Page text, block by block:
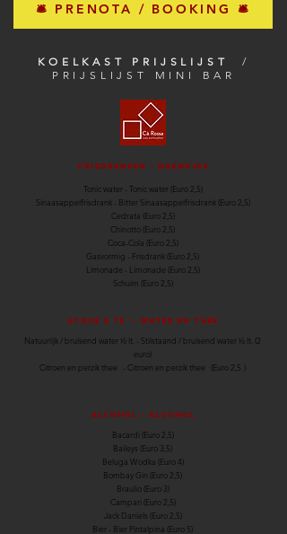
🛎 PRENOTA / BOOKING 🛎
KOELKAST PRIJSLIJST
/
PRIJSLIJST MINI BAR
Tonic water - Tonic water (Euro 2,5)
Sinaasappelfrisdrank - Bitter Sinaasappelfrisdrank (Euro 2,5)
Cedrata (Euro 2,5)
Chinotto (Euro 2,5)
Coca-Cola (Euro 2,5)
Gasvormig - Frisdrank (Euro 2,5)
Limonade - Limonade (Euro 2,5)
Schuim (Euro 2,5)
Frisdranken - Drankjes
Natuurlijk / bruisend water ½ lt. - Stilstaand / bruisend water ½ lt. (2
euro)
Citroen en perzik thee
- Citroen en perzik thee (Euro 2,5 )
ACQUE E TE '- WATER EN THEE
Bacardi (Euro 2,5)
Baileys (Euro 3,5)
Beluga Wodka (Euro 4)
Bombay Gin (Euro 2,5)
Braulio (Euro 3)
Campari (Euro 2,5)
Jack Daniels (Euro 2,5)
Bier - Bier Pintalpina (Euro 5)
ALCOHOL - ALCOHOL